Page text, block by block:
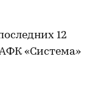
12
«Система»